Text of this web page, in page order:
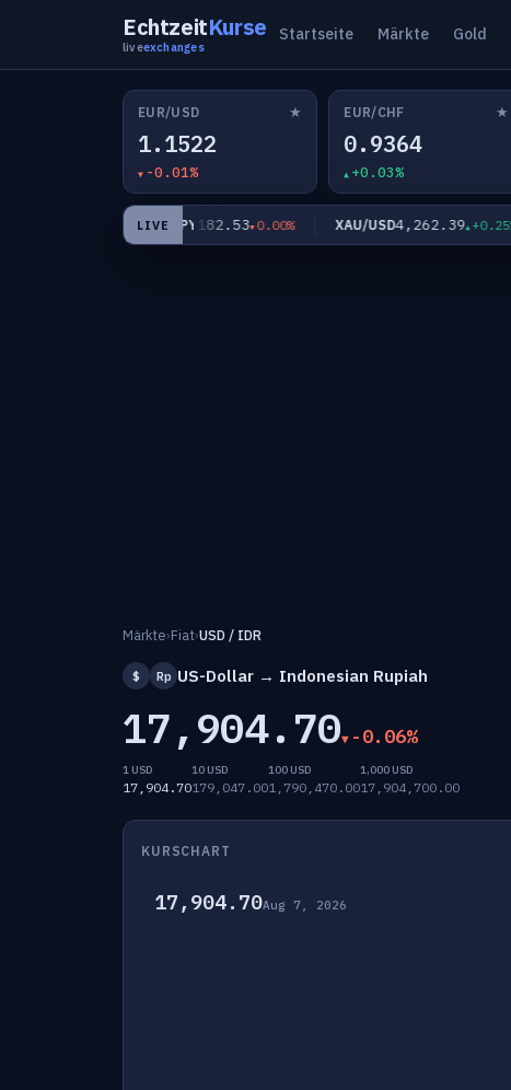
EchtzeitKurse
liveexchanges
Startseite Märkte Gold
EUR/USD ★
1.1522
-0.01%
EUR/CHF ★
0.9364
+0.03%
LIVE
EUR/JPY 182.53 0.00% XAU/USD4,262.39 +0.25%
Märkte›Fiat›USD / IDR
$ Rp US-Dollar → Indonesian Rupiah
17,904.70 -0.06%
1 USD
17,904.70
10 USD
179,047.00
100 USD
1,790,470.00
1,000 USD
17,904,700.00
KURSCHART
17,904.70Aug 7, 2026